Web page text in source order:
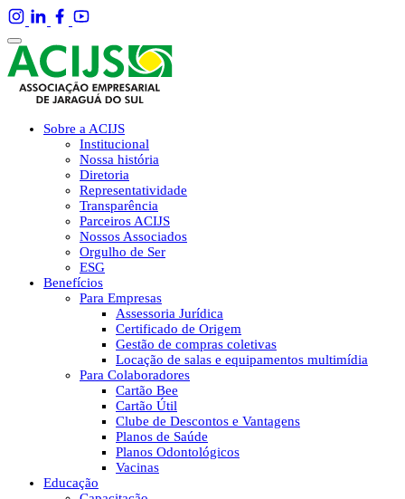
Sobre a ACIJS
Institucional
Nossa história
Diretoria
Representatividade
Transparência
Parceiros ACIJS
Nossos Associados
Orgulho de Ser
ESG
Benefícios
Para Empresas
Assessoria Jurídica
Certificado de Origem
Gestão de compras coletivas
Locação de salas e equipamentos multimídia
Para Colaboradores
Cartão Bee
Cartão Útil
Clube de Descontos e Vantagens
Planos de Saúde
Planos Odontológicos
Vacinas
Educação